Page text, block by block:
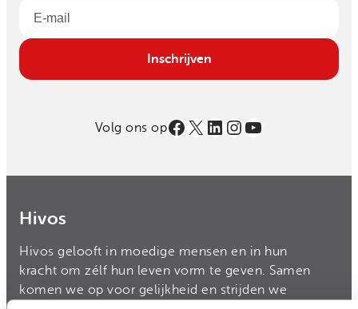
Email
Inschrijven
Volg ons opFacebook
X LinkedIn
Instagram
YouTube
Hivos
Hivos gelooft in moedige mensen en in hun
kracht om zélf hun leven vorm te geven. Samen
komen we op voor gelijkheid en strijden we